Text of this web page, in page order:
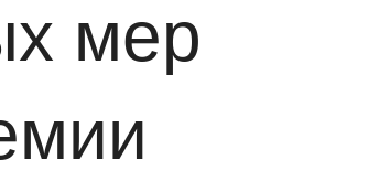
мер